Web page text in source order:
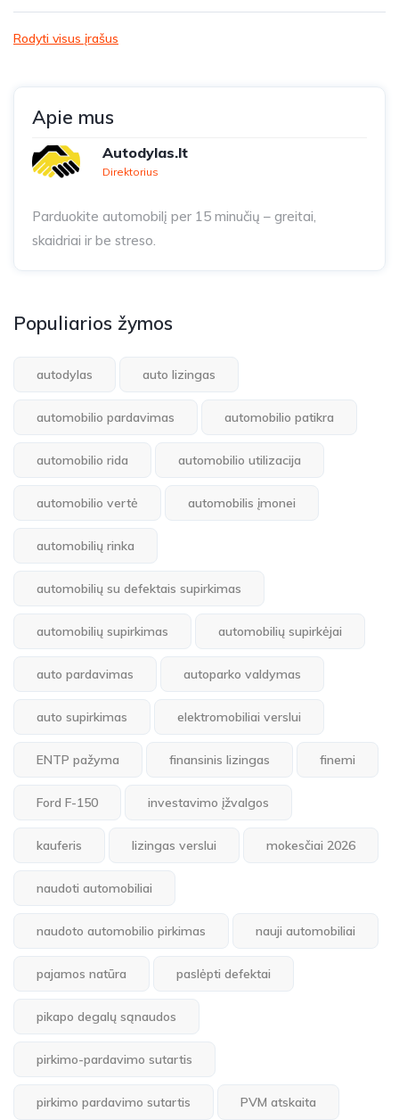
Rodyti visus įrašus
Apie mus
Autodylas.lt
Direktorius
Parduokite automobilį per 15 minučių – greitai,
skaidriai ir be streso.
Populiarios žymos
autodylas auto lizingas
automobilio pardavimas automobilio patikra
automobilio rida automobilio utilizacija
automobilio vertė automobilis įmonei
automobilių rinka
automobilių su defektais supirkimas
automobilių supirkimas automobilių supirkėjai
auto pardavimas autoparko valdymas
auto supirkimas elektromobiliai verslui
ENTP pažyma finansinis lizingas finemi
Ford F-150 investavimo įžvalgos
kauferis lizingas verslui mokesčiai 2026
naudoti automobiliai
naudoto automobilio pirkimas nauji automobiliai
pajamos natūra paslėpti defektai
pikapo degalų sąnaudos
pirkimo-pardavimo sutartis
pirkimo pardavimo sutartis PVM atskaita